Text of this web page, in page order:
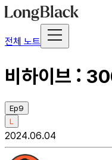
전체 노트
비하이브 :
Ep9
L
2024.06.04